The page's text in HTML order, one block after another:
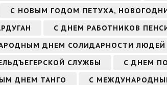
С НОВЫМ ГОДОМ ПЕТУХА,
С ДНЕМ РАБОТНИКОВ
ДНЕМ СОЛИДАРНОСТИ ЛЮДЕЙ
СЛУЖБЫ
С ДНЕМ
ДНЕМ ТАНГО С